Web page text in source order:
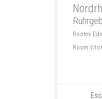
Rooms
Room